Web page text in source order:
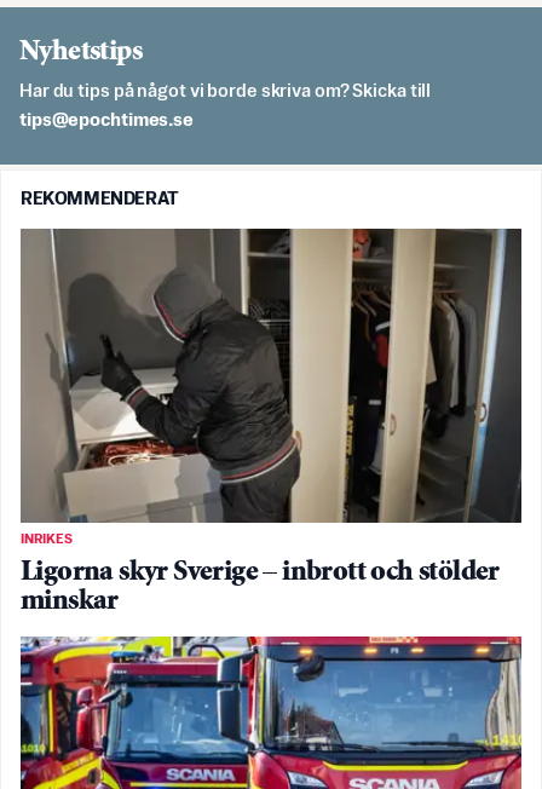
Nyhetstips
Har du tips på något vi borde skriva om? Skicka till
es.semithcope@spit
REKOMMENDERAT
INRIKES
Ligorna skyr Sverige – inbrott och stölder
minskar